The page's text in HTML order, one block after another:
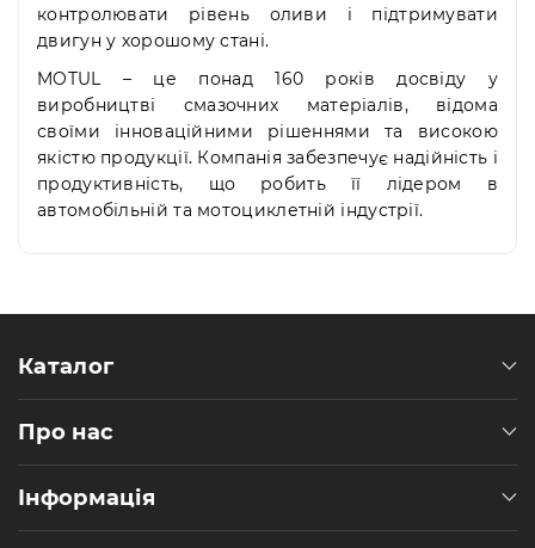
контролювати рівень оливи і підтримувати
двигун у хорошому стані.
MOTUL – це понад 160 років досвіду у
виробництві смазочних матеріалів, відома
своїми інноваційними рішеннями та високою
якістю продукції. Компанія забезпечує надійність і
продуктивність, що робить її лідером в
автомобільній та мотоциклетній індустрії.
Каталог
Про нас
Інформація